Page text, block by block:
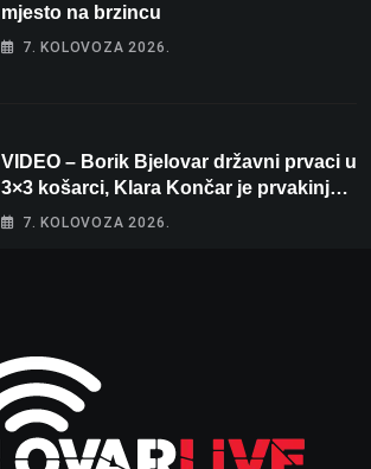
mjesto na brzincu
7. KOLOVOZA 2026.
VIDEO – Borik Bjelovar državni prvaci u
3×3 košarci, Klara Končar je prvakinja
Hrvatske u stolnom tenisu!
7. KOLOVOZA 2026.